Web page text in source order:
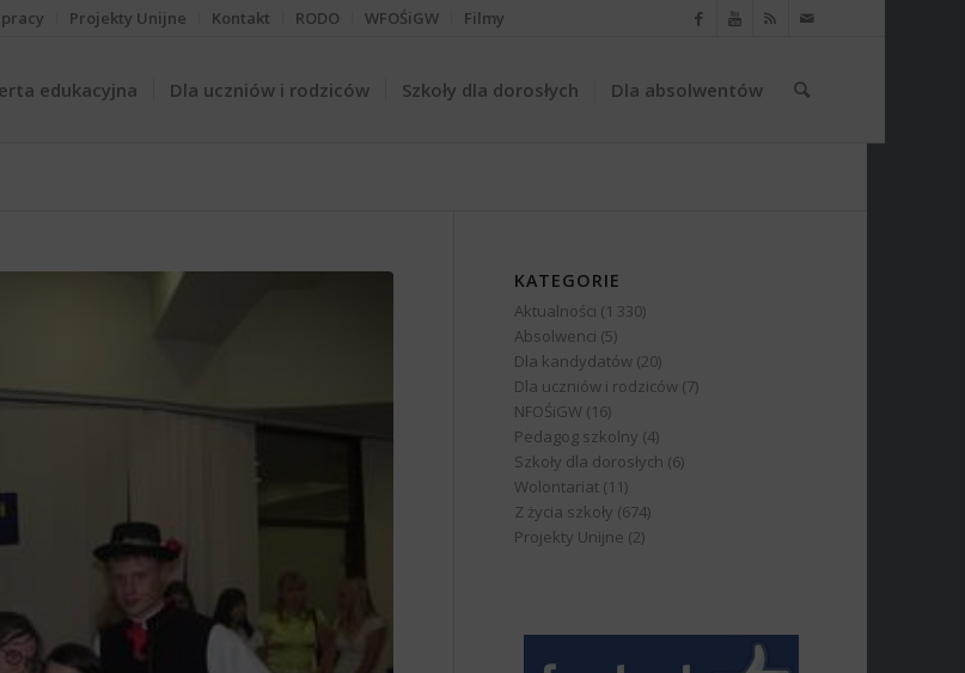
Projekty Unijne Kontakt RODO WFOŚiGW Filmy
edukacyjna Dla uczniów i rodziców Szkoły dla dorosłych Dla absolwentów
KATEGORIE
Aktualności (1 330)
Absolwenci (5)
Dla kandydatów (20)
Dla uczniów i rodziców (7)
NFOŚiGW (16)
Pedagog szkolny (4)
Szkoły dla dorosłych (6)
Wolontariat (11)
Z życia szkoły (674)
Projekty Unijne (2)